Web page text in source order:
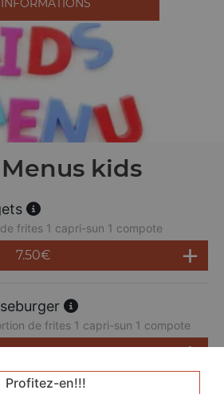
INFORMATIONS
kids
frites 1 capri-sun 1 compote
7.50€
de frites 1 capri-sun 1 compote
7.50€
Profitez-en!!!